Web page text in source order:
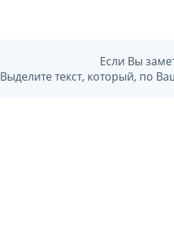
Если Вы
Выделите текст, который, по